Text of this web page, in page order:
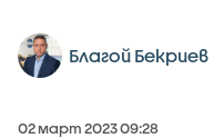
Благой Бекриев
02 март 2023 09:28